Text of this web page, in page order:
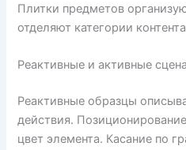
Плитки предметов
отделяют категории
Реактивные и активные
Реактивные образцы
действия.
цвет элемента. Касание по